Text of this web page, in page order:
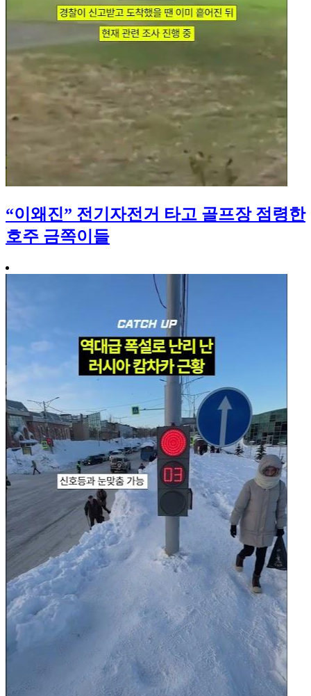
“이왜진” 전기자전거 타고 골프장 점령한
호주 금쪽이들